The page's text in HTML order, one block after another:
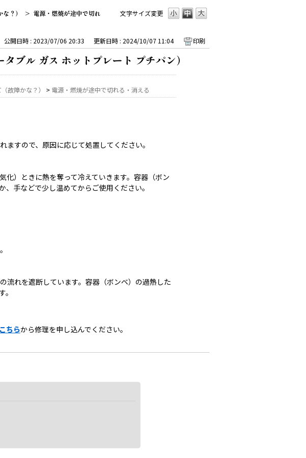
文字サイズ変更
？） > 電源・燃焼が途中で切れ
公開日時 : 2023/07/06 20:33 更新日時 : 2024/10/07 11:04 印刷
ブル ガス ホットプレート プチパン）
故障かな？） > 電源・燃焼が途中で切れる・消える
すので、原因に応じて処置してください。
化）ときに熱を奪って冷えていきます。容器（ボン
手などで少し温めてからご使用ください。
流れを遮断しています。容器（ボンベ）の過熱した
こちらから修理を申し込んでください。